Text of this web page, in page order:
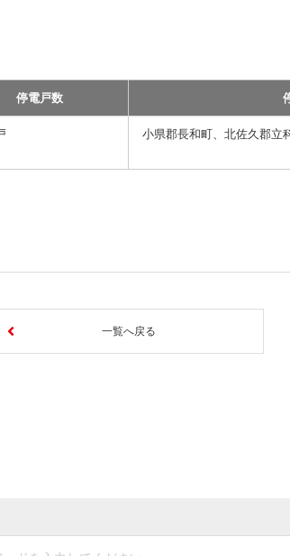
停電戸数
小県郡長和町、北佐久郡立
一覧へ戻る